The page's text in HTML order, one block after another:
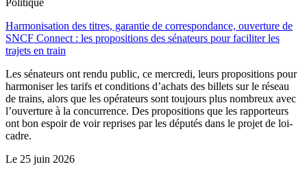
Politique
Harmonisation des titres, garantie de correspondance, ouverture de
SNCF Connect : les propositions des sénateurs pour faciliter les
trajets en train
Les sénateurs ont rendu public, ce mercredi, leurs propositions pour
harmoniser les tarifs et conditions d’achats des billets sur le réseau
de trains, alors que les opérateurs sont toujours plus nombreux avec
l’ouverture à la concurrence. Des propositions que les rapporteurs
ont bon espoir de voir reprises par les députés dans le projet de loi-
cadre.
Le 25 juin 2026